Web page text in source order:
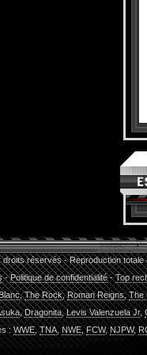
réservés - Reproduction totale
-Politique de confidentialité-Top
,The Rock,Roman Reigns,The
,Dragonita,Levis Valenzuela Jr,
:WWE,TNA,NWE,FCW,NJPW,